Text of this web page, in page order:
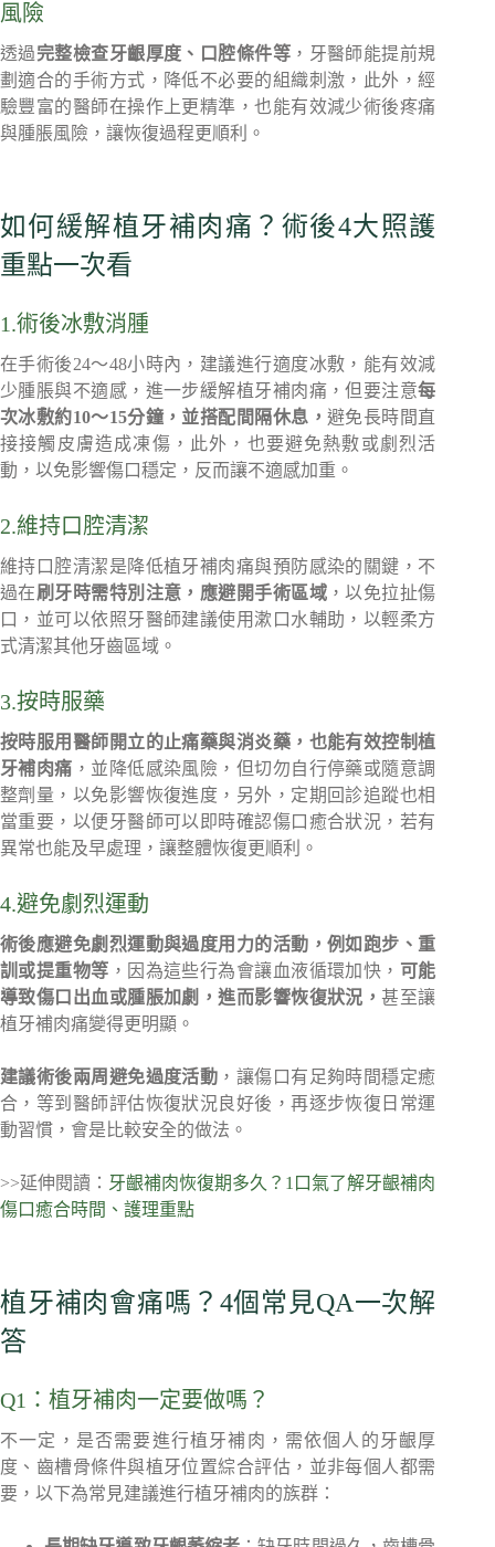
風險
透過完整檢查牙齦厚度、口腔條件等 ，牙醫師能提前規
劃適合的手術方式，降低不必要的組織刺激，此外，經
驗豐富的醫師在操作上更精準，也能有效減少術後疼痛
與腫脹風險，讓恢復過程更順利。
如何緩解植牙補肉痛？術後4大照護
重點一次看
1.術後冰敷消腫
在手術後24～48小時內，建議進行適度冰敷，能有效減
少腫脹與不適感，進一步緩解植牙補肉痛，但要注意每
次冰敷約10～15分鐘，並搭配間隔休息，避免長時間直
接接觸皮膚造成凍傷，此外，也要避免熱敷或劇烈活
動，以免影響傷口穩定，反而讓不適感加重。
2.維持口腔清潔
維持口腔清潔是降低植牙補肉痛與預防感染的關鍵，不
過在刷牙時需特別注意，應避開手術區域 ，以免拉扯傷
口，並可以依照牙醫師建議使用漱口水輔助，以輕柔方
式清潔其他牙齒區域。
3.按時服藥
按時服用醫師開立的止痛藥與消炎藥，也能有效控制植
牙補肉痛 ，並降低感染風險，但切勿自行停藥或隨意調
整劑量，以免影響恢復進度，另外，定期回診追蹤也相
當重要，以便牙醫師可以即時確認傷口癒合狀況，若有
異常也能及早處理，讓整體恢復更順利。
4.避免劇烈運動
術後應避免劇烈運動與過度用力的活動，例如跑步、重
訓或提重物等 ，因為這些行為會讓血液循環加快， 可能
導致傷口出血或腫脹加劇，進而影響恢復狀況，甚至讓
植牙補肉痛變得更明顯。
建議術後兩周 避免過度活動 ，讓傷口有足夠時間穩定癒
合，等到醫師評估恢復狀況良好後，再逐步恢復日常運
動習慣，會是比較安全的做法。
>>延伸閱讀： 牙齦補肉恢復期多久？1口氣了解牙齦補肉
傷口癒合時間、護理重點
植牙補肉會痛嗎？4個常見QA一次解
答
Q1：植牙補肉一定要做嗎？
不一定，是否需要進行植牙補肉，需依個人的牙齦厚
度、齒槽骨條件與植牙位置綜合評估，並非每個人都需
要，以下為常見建議進行植牙補肉的族群：